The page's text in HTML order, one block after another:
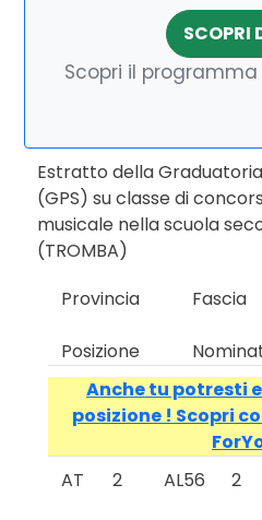
SCOPRI
Scopri il
Estratto della
(GPS) su classe di
musicale nella scuola
(TROMBA)
Provincia
Fascia
Posizione
Anche tu potresti
posizione ! Scopri
AT
2 AL56 2